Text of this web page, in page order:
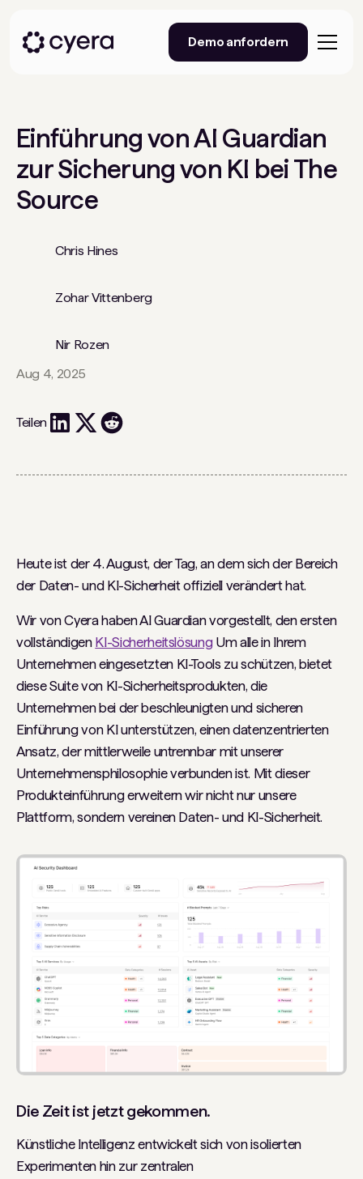
Demo anfordern
Einführung von AI Guardian
zur Sicherung von KI bei The
Source
Chris Hines
Zohar Vittenberg
Nir Rozen
Aug 4, 2025
Teilen
Heute ist der 4. August, der Tag, an dem sich der Bereich
der Daten- und KI-Sicherheit offiziell verändert hat.
Wir von Cyera haben AI Guardian vorgestellt, den ersten
vollständigen KI-SicherheitslösungUm alle in Ihrem
Unternehmen eingesetzten KI-Tools zu schützen, bietet
diese Suite von KI-Sicherheitsprodukten, die
Unternehmen bei der beschleunigten und sicheren
Einführung von KI unterstützen, einen datenzentrierten
Ansatz, der mittlerweile untrennbar mit unserer
Unternehmensphilosophie verbunden ist. Mit dieser
Produkteinführung erweitern wir nicht nur unsere
Plattform, sondern vereinen Daten- und KI-Sicherheit.
Die Zeit ist jetzt gekommen.
Künstliche Intelligenz entwickelt sich von isolierten
Experimenten hin zur zentralen